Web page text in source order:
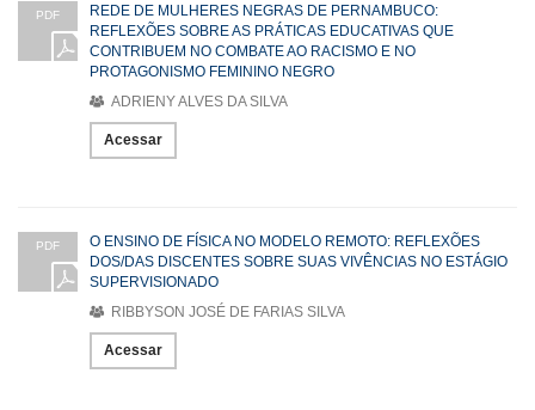
PDF
REDE DE MULHERES NEGRAS DE PERNAMBUCO:
REFLEXÕES SOBRE AS PRÁTICAS EDUCATIVAS QUE
CONTRIBUEM NO COMBATE AO RACISMO E NO
PROTAGONISMO FEMININO NEGRO
ADRIENY ALVES DA SILVA
Acessar
PDF
O ENSINO DE FÍSICA NO MODELO REMOTO: REFLEXÕES
DOS/DAS DISCENTES SOBRE SUAS VIVÊNCIAS NO ESTÁGIO
SUPERVISIONADO
RIBBYSON JOSÉ DE FARIAS SILVA
Acessar